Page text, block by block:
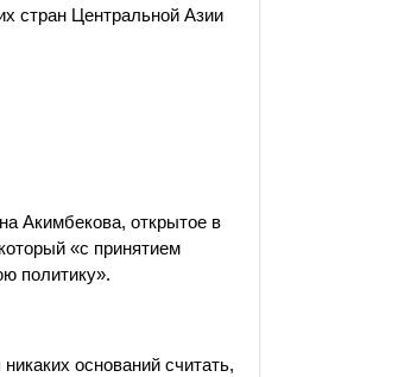
стран Центральной Азии
Акимбекова, открытое в
«с принятием
политику».
оснований считать,